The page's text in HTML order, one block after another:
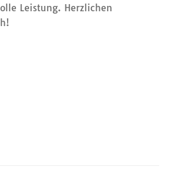
Leistung. Herzlichen